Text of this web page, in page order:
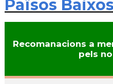
Països
Recomanacions a
pels